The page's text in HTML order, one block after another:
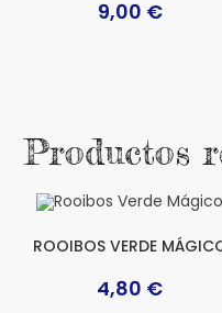
9,00 €
Productos
ROOIBOS VERDE
4,80 €